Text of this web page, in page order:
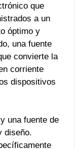
que
a un
óptimo y
una fuente
convierte la
corriente
dispositivos
una fuente de
diseño.